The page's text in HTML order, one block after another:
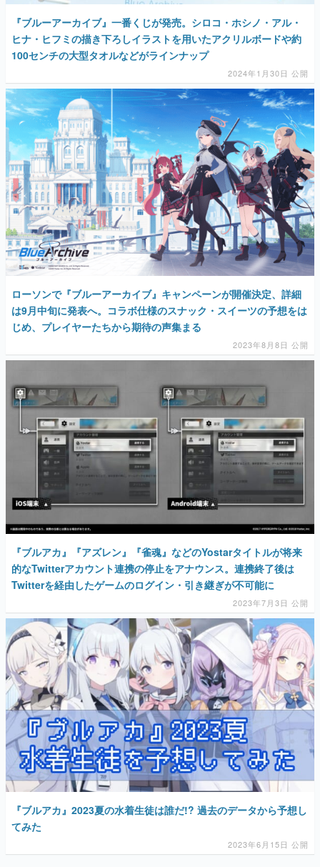
『ブルーアーカイブ』一番くじが発売。シロコ・ホシノ・アル・
ヒナ・ヒフミの描き下ろしイラストを用いたアクリルボードや約
100センチの大型タオルなどがラインナップ
2024年1月30日 公開
ローソンで『ブルーアーカイブ』キャンペーンが開催決定、詳細
は9月中旬に発表へ。コラボ仕様のスナック・スイーツの予想をは
じめ、プレイヤーたちから期待の声集まる
2023年8月8日 公開
『ブルアカ』『アズレン』『雀魂』などのYostarタイトルが将来
的なTwitterアカウント連携の停止をアナウンス。連携終了後は
Twitterを経由したゲームのログイン・引き継ぎが不可能に
2023年7月3日 公開
『ブルアカ』2023夏の水着生徒は誰だ!? 過去のデータから予想し
てみた
2023年6月15日 公開